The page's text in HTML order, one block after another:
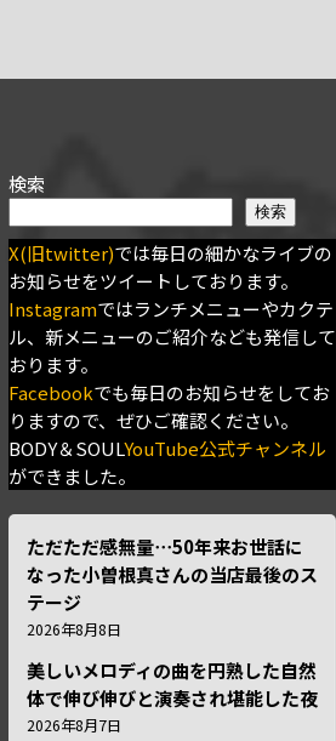
検索
検索
X(旧twitter)では毎日の細かなライブの
お知らせをツイートしております。
Instagramではランチメニューやカクテ
ル、新メニューのご紹介なども発信して
おります。
Facebookでも毎日のお知らせをしてお
りますので、ぜひご確認ください。
BODY＆SOULYouTube公式チャンネル
ができました。
ただただ感無量⋯50年来お世話に
なった小曽根真さんの当店最後のス
テージ
2026年8月8日
美しいメロディの曲を円熟した自然
体で伸び伸びと演奏され堪能した夜
2026年8月7日